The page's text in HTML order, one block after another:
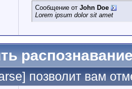
Сообщение от John Doe
Lorem ipsum dolor sit amet
позволит вам